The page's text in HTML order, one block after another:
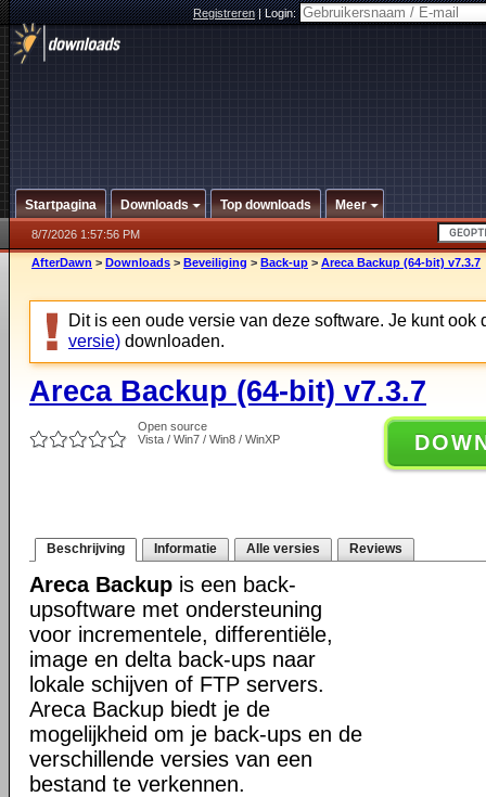
Registreren|Login:
Startpagina Downloads Top downloads Meer
8/7/2026 1:57:56 PM
AfterDawn > Downloads > Beveiliging > Back-up > Areca Backup (64-bit) v7.3.7
Dit is een oude versie van deze software. Je kunt ook
versie) downloaden.
Areca Backup (64-bit) v7.3.7
Open source
Vista / Win7 / Win8 / WinXP
Beschrijving Informatie Alle versies Reviews
Areca Backup is een back-
upsoftware met ondersteuning
voor incrementele, differentiële,
image en delta back-ups naar
lokale schijven of FTP servers.
Areca Backup biedt je de
mogelijkheid om je back-ups en de
verschillende versies van een
bestand te verkennen.